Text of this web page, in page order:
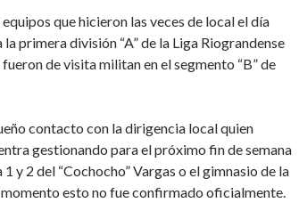
que hicieron las veces de local el día
primera división “A” de la Liga Riograndense
de visita militan en el segmento “B” de
contacto con la dirigencia local quien
gestionando para el próximo fin de semana
1 y 2 del “Cochocho” Vargas o el gimnasio de la
momento esto no fue confirmado oficialmente.